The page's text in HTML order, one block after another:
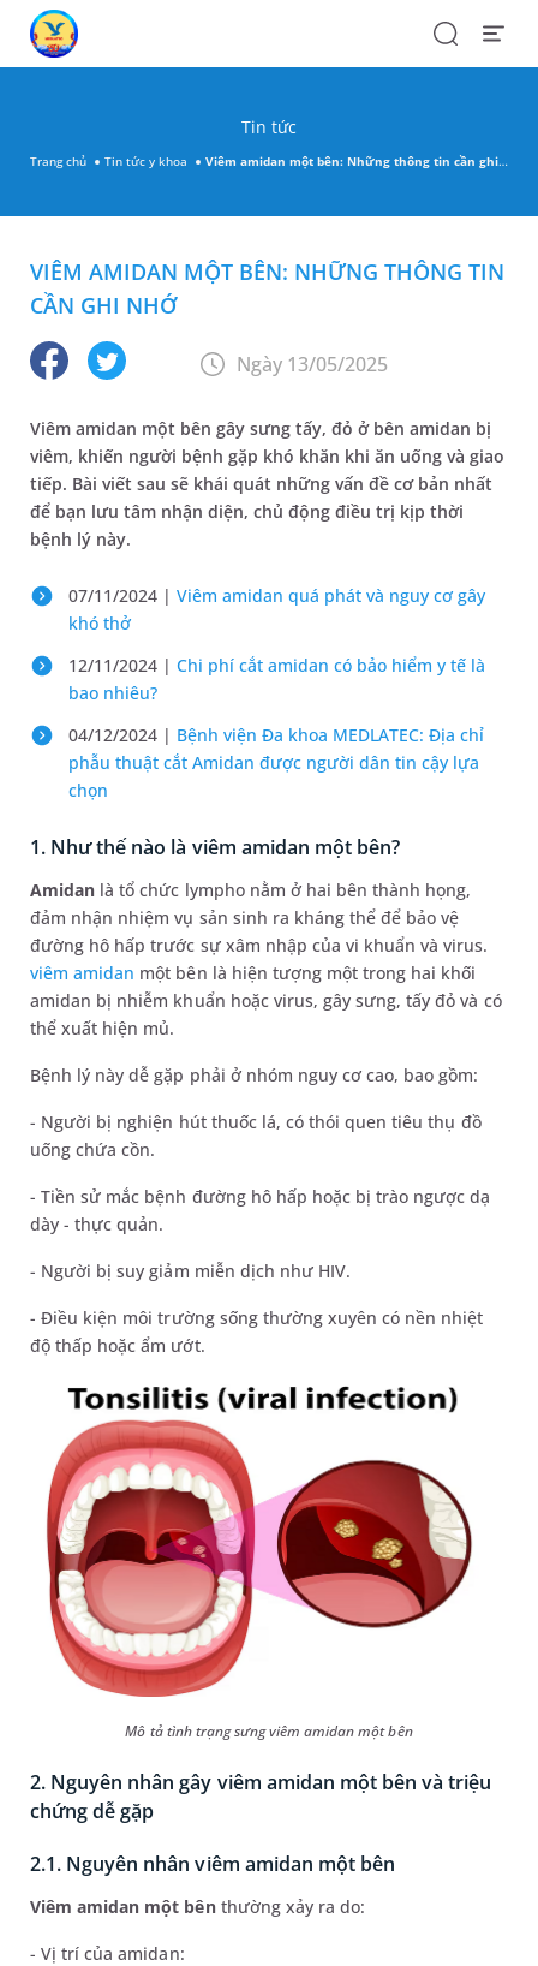
SearchOpen
Tin tức
Trang chủ Tin tức y khoa Viêm amidan một bên: Những thông tin cần ghi nhớ
VIÊM AMIDAN MỘT BÊN: NHỮNG THÔNG TIN
CẦN GHI NHỚ
Ngày 13/05/2025
Viêm amidan một bên gây sưng tấy, đỏ ở bên amidan bị
viêm, khiến người bệnh gặp khó khăn khi ăn uống và giao
tiếp. Bài viết sau sẽ khái quát những vấn đề cơ bản nhất
để bạn lưu tâm nhận diện, chủ động điều trị kịp thời
bệnh lý này.
07/11/2024 | Viêm amidan quá phát và nguy cơ gây
khó thở
12/11/2024 | Chi phí cắt amidan có bảo hiểm y tế là
bao nhiêu?
04/12/2024 | Bệnh viện Đa khoa MEDLATEC: Địa chỉ
phẫu thuật cắt Amidan được người dân tin cậy lựa
chọn
1. Như thế nào là viêm amidan một bên?
Amidan là tổ chức lympho nằm ở hai bên thành họng,
đảm nhận nhiệm vụ sản sinh ra kháng thể để bảo vệ
đường hô hấp trước sự xâm nhập của vi khuẩn và virus.
viêm amidan một bên là hiện tượng một trong hai khối
amidan bị nhiễm khuẩn hoặc virus, gây sưng, tấy đỏ và có
thể xuất hiện mủ.
Bệnh lý này dễ gặp phải ở nhóm nguy cơ cao, bao gồm:
- Người bị nghiện hút thuốc lá, có thói quen tiêu thụ đồ
uống chứa cồn.
- Tiền sử mắc bệnh đường hô hấp hoặc bị trào ngược dạ
dày - thực quản.
- Người bị suy giảm miễn dịch như HIV.
- Điều kiện môi trường sống thường xuyên có nền nhiệt
độ thấp hoặc ẩm ướt.
Mô tả tình trạng sưng viêm amidan một bên
2. Nguyên nhân gây viêm amidan một bên và triệu
chứng dễ gặp
2.1. Nguyên nhân viêm amidan một bên
Viêm amidan một bênthường xảy ra do:
- Vị trí của amidan: